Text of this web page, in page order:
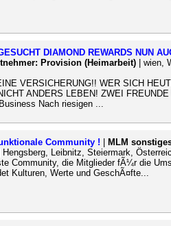
DIAMOND REWARDS NUN
Provision (Heimarbeit) | wien,
VERSICHERUNG!! WER SICH
ANDERS LEBEN! ZWEI
Nach riesigen ...
Community ! MLM
| Hengsberg, Leibnitz, Steiermark,
Community, die Mitglieder fÃ¼r die
Kulturen, Werte und GeschÃ¤fte...